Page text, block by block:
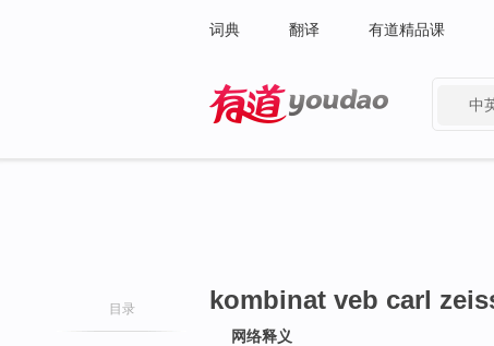
词典 翻译 有道精品课
中
目录 kombinat veb carl
网络释义